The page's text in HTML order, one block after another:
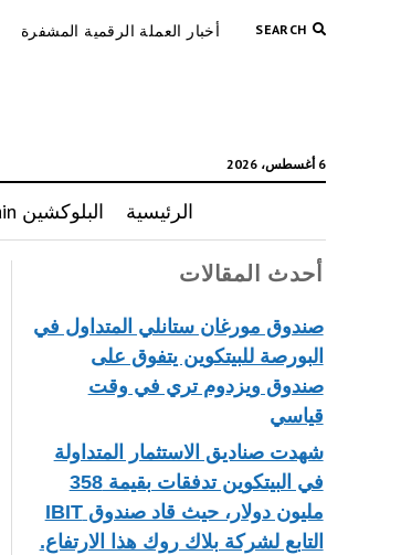
SEARCH أخبار العملة الرقمية المشفرة
6 أغسطس، 2026
الرئيسية البلوكشين Blockchain
أحدث المقالات
صندوق مورغان ستانلي المتداول في
البورصة للبيتكوين يتفوق على
صندوق ويزدوم تري في وقت
قياسي
شهدت صناديق الاستثمار المتداولة
في البيتكوين تدفقات بقيمة 358
مليون دولار، حيث قاد صندوق IBIT
التابع لشركة بلاك روك هذا الارتفاع.